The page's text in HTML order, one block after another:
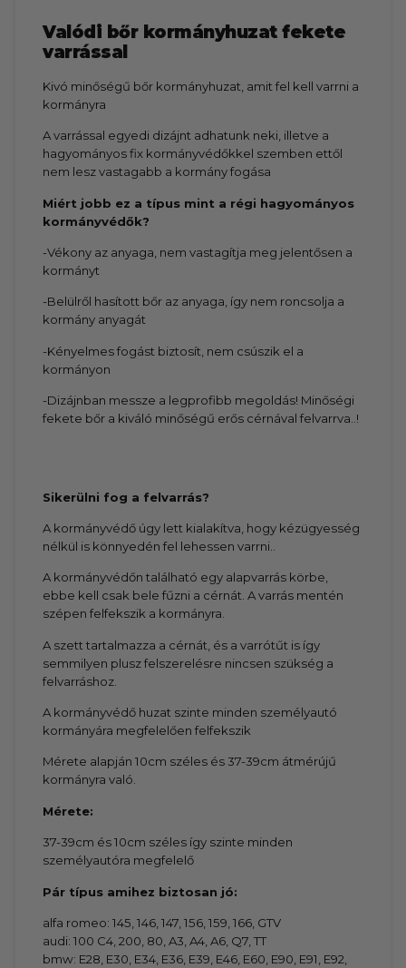
Valódi bőr kormányhuzat fekete
varrással
Kivó minőségű bőr kormányhuzat, amit fel kell varrni a
kormányra
A varrással egyedi dizájnt adhatunk neki, illetve a
hagyományos fix kormányvédőkkel szemben ettől
nem lesz vastagabb a kormány fogása
Miért jobb ez a típus mint a régi hagyományos
kormányvédők?
-Vékony az anyaga, nem vastagítja meg jelentősen a
kormányt
-Belülről hasított bőr az anyaga, így nem roncsolja a
kormány anyagát
-Kényelmes fogást biztosít, nem csúszik el a
kormányon
-Dizájnban messze a legprofibb megoldás! Minőségi
fekete bőr a kiváló minőségű erős cérnával felvarrva..!
Sikerülni fog a felvarrás?
A kormányvédő úgy lett kialakítva, hogy kézügyesség
nélkül is könnyedén fel lehessen varrni..
A kormányvédőn található egy alapvarrás körbe,
ebbe kell csak bele fűzni a cérnát. A varrás mentén
szépen felfekszik a kormányra.
A szett tartalmazza a cérnát, és a varrótűt is így
semmilyen plusz felszerelésre nincsen szükség a
felvarráshoz.
A kormányvédő huzat szinte minden személyautó
kormányára megfelelően felfekszik
Mérete alapján 10cm széles és 37-39cm átmérújű
kormányra való.
Mérete:
37-39cm és 10cm széles így szinte minden
személyautóra megfelelő
Pár típus amihez biztosan jó:
alfa romeo: 145, 146, 147, 156, 159, 166, GTV
audi: 100 C4, 200, 80, A3, A4, A6, Q7, TT
bmw: E28, E30, E34, E36, E39, E46, E60, E90, E91, E92,